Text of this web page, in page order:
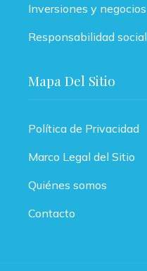
Inversiones y negocios
Responsabilidad social
Mapa Del Sitio
Política de Privacidad
Marco Legal del Sitio
Quiénes somos
Contacto